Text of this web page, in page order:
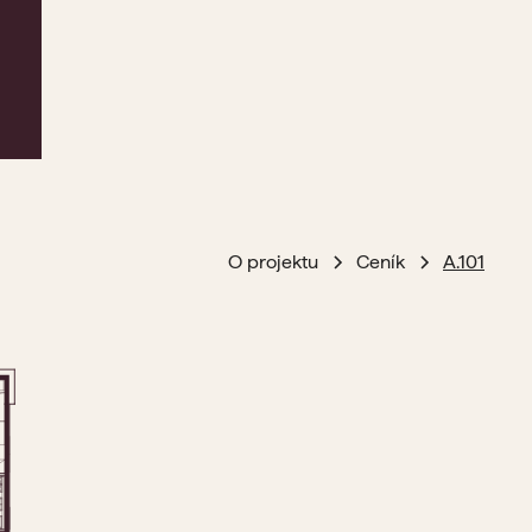
O projektu Ceník A.101